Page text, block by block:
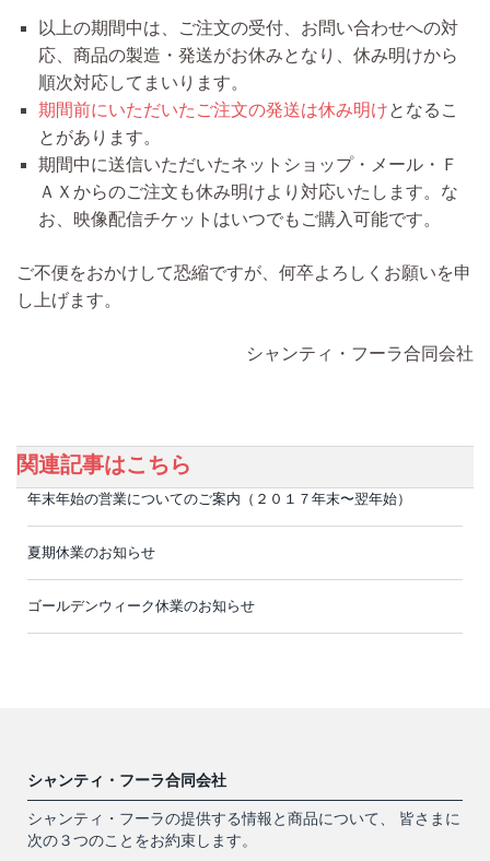
以上の期間中は、ご注文の受付、お問い合わせへの対
応、商品の製造・発送がお休みとなり、休み明けから
順次対応してまいります。
期間前にいただいたご注文の発送は休み明けとなるこ
とがあります。
期間中に送信いただいたネットショップ・メール・Ｆ
ＡＸからのご注文も休み明けより対応いたします。な
お、映像配信チケットはいつでもご購入可能です。
ご不便をおかけして恐縮ですが、何卒よろしくお願いを申
し上げます。
シャンティ・フーラ合同会社
関連記事はこちら
年末年始の営業についてのご案内（２０１７年末〜翌年始）
夏期休業のお知らせ
ゴールデンウィーク休業のお知らせ
シャンティ・フーラ合同会社
シャンティ・フーラの提供する情報と商品について、 皆さまに
次の３つのことをお約束します。